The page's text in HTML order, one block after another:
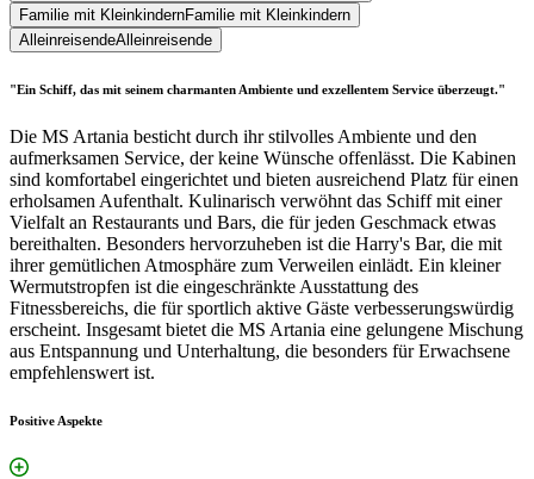
Familie mit KleinkindernFamilie mit Kleinkindern
AlleinreisendeAlleinreisende
"Ein Schiff, das mit seinem charmanten Ambiente und exzellentem Service überzeugt."
Die MS Artania besticht durch ihr stilvolles Ambiente und den
aufmerksamen Service, der keine Wünsche offenlässt. Die Kabinen
sind komfortabel eingerichtet und bieten ausreichend Platz für einen
erholsamen Aufenthalt. Kulinarisch verwöhnt das Schiff mit einer
Vielfalt an Restaurants und Bars, die für jeden Geschmack etwas
bereithalten. Besonders hervorzuheben ist die Harry's Bar, die mit
ihrer gemütlichen Atmosphäre zum Verweilen einlädt. Ein kleiner
Wermutstropfen ist die eingeschränkte Ausstattung des
Fitnessbereichs, die für sportlich aktive Gäste verbesserungswürdig
erscheint. Insgesamt bietet die MS Artania eine gelungene Mischung
aus Entspannung und Unterhaltung, die besonders für Erwachsene
empfehlenswert ist.
Positive Aspekte